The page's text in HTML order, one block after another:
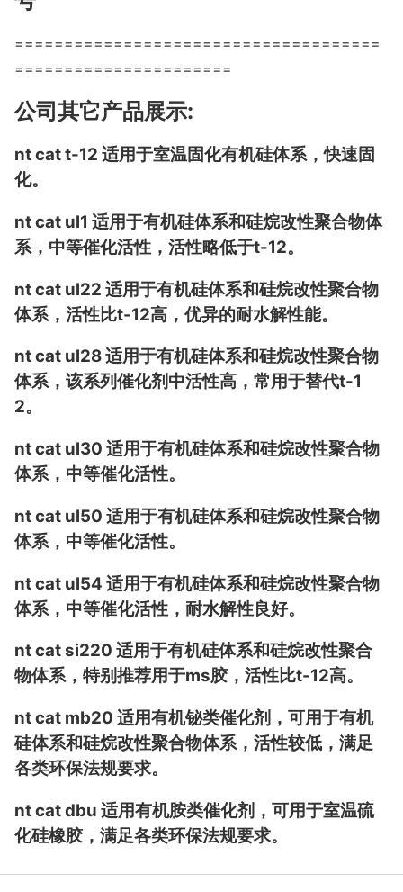
=====================================
======================
公司其它产品展示:
nt cat t-12 适用于室温固化有机硅体系，快速固
化。
nt cat ul1 适用于有机硅体系和硅烷改性聚合物体
系，中等催化活性，活性略低于t-12。
nt cat ul22 适用于有机硅体系和硅烷改性聚合物
体系，活性比t-12高，优异的耐水解性能。
nt cat ul28 适用于有机硅体系和硅烷改性聚合物
体系，该系列催化剂中活性高，常用于替代t-1
2。
nt cat ul30 适用于有机硅体系和硅烷改性聚合物
体系，中等催化活性。
nt cat ul50 适用于有机硅体系和硅烷改性聚合物
体系，中等催化活性。
nt cat ul54 适用于有机硅体系和硅烷改性聚合物
体系，中等催化活性，耐水解性良好。
nt cat si220 适用于有机硅体系和硅烷改性聚合
物体系，特别推荐用于ms胶，活性比t-12高。
nt cat mb20 适用有机铋类催化剂，可用于有机
硅体系和硅烷改性聚合物体系，活性较低，满足
各类环保法规要求。
nt cat dbu 适用有机胺类催化剂，可用于室温硫
化硅橡胶，满足各类环保法规要求。